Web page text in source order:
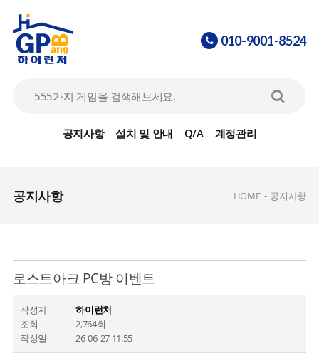
공지사항 설치 및 안내 Q/A 계정관리
010-9001-8524
공지사항 HOME - 공지사항
로스트아크 PC방 이벤트
작성자
하이런처
조회
2,764회
작성일
26-06-27 11:55